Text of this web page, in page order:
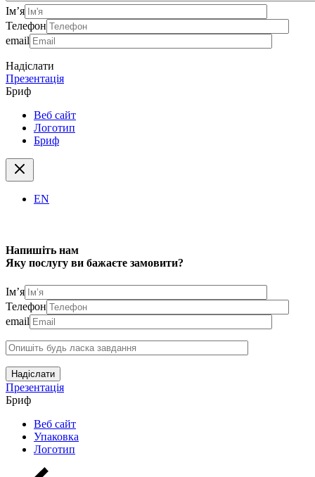
Ім’я
Телефон
email
Надіслати
Презентація
Бриф
Веб сайт
Логотип
Бриф
EN
Напишіть нам
Яку послугу ви бажаєте замовити?
Ім’я
Телефон
email
Надіслати
Презентація
Бриф
Веб сайт
Упаковка
Логотип